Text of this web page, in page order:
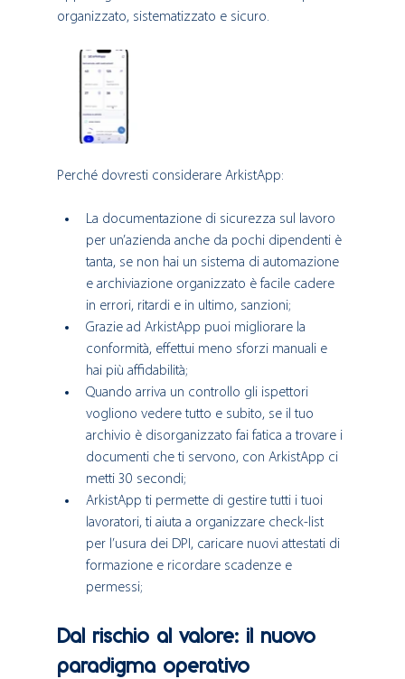
organizzato, sistematizzato e sicuro.
Perché dovresti considerare ArkistApp:
La documentazione di sicurezza sul lavoro
per un’azienda anche da pochi dipendenti è
tanta, se non hai un sistema di automazione
e archiviazione organizzato è facile cadere
in errori, ritardi e in ultimo, sanzioni;
Grazie ad ArkistApp puoi migliorare la
conformità, effettui meno sforzi manuali e
hai più affidabilità;
Quando arriva un controllo gli ispettori
vogliono vedere tutto e subito, se il tuo
archivio è disorganizzato fai fatica a trovare i
documenti che ti servono, con ArkistApp ci
metti 30 secondi;
ArkistApp ti permette di gestire tutti i tuoi
lavoratori, ti aiuta a organizzare check-list
per l’usura dei DPI, caricare nuovi attestati di
formazione e ricordare scadenze e
permessi;
Dal rischio al valore: il nuovo
paradigma operativo